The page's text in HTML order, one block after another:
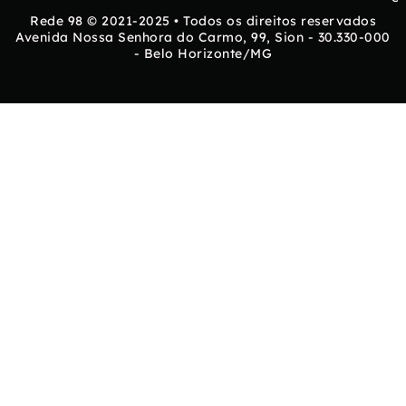
Rede 98 © 2021-2025 • Todos os direitos reservados
Avenida Nossa Senhora do Carmo, 99, Sion - 30.330-000
- Belo Horizonte/MG